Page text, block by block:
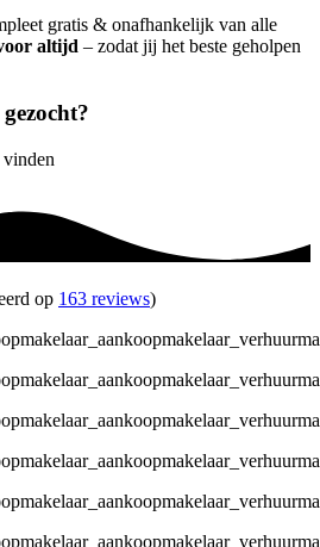
gratis & onafhankelijk van alle
altijd – zodat jij het beste geholpen
op 163 reviews)